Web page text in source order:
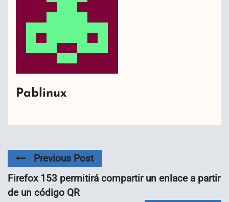
Pablinux
Previous Post
Firefox 153 permitirá compartir un enlace a partir
de un código QR